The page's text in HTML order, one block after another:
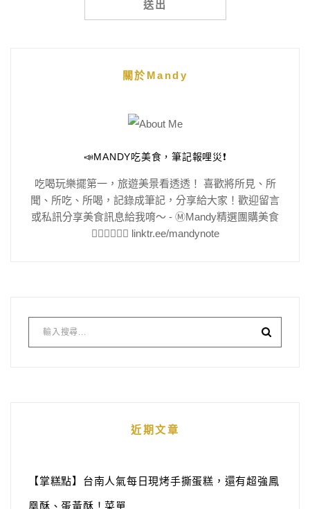
關於Mandy
📣MANDY吃美食，筆記報哩災❗️
吃喝玩樂擺第一，旅遊美景看透透！ 喜歡將所見、所
聞、所吃、所喝，記錄成筆記，分享給大家！歡迎留言
或私訊分享美食訊息給我唷～ - Ⓜ️Mandy精選團購美食
👇🏻👇🏻👇🏻 linktr.ee/mandynote
近期文章
【掌糕點】台南人氣每日現烤手撕蛋糕，還有超強鳳
凰酥、蛋黃酥！菜單